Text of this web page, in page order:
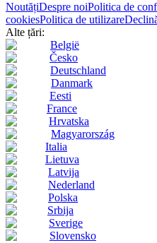
NoutățiDespre noiPolitica de
cookiesPolitica de utilizare
Alte țări:
België
Česko
Deutschland
Danmark
Eesti
France
Hrvatska
Magyarország
Italia
Lietuva
Latvija
Nederland
Polska
Srbija
Sverige
Slovensko